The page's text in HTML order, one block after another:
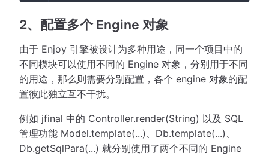
2、配置多个 Engine 对象
由于 Enjoy 引擎被设计为多种用途，同一个项目中的
不同模块可以使用不同的 Engine 对象，分别用于不同
的用途，那么则需要分别配置，各个 engine 对象的配
置彼此独立互不干扰。
例如 jfinal 中的 Controller.render(String) 以及 SQL
管理功能 Model.template(...)、Db.template(...)、
Db.getSqlPara(...) 就分别使用了两个不同的 Engine